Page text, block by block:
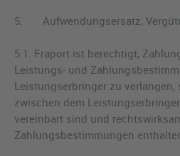
5. Aufwendungsersatz,
5.1. Fraport ist berechtigt,
Leistungs- und
Leistungserbringer zu verlangen,
zwischen dem
vereinbart sind und
Zahlungsbestimmungen